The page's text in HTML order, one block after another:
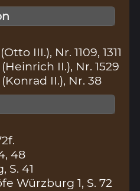
III.), Nr. 1109, 1311
II.), Nr. 1529
II.), Nr. 38
48
S. 41
Würzburg 1, S. 72